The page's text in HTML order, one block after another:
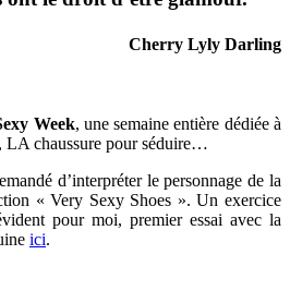
Cherry Lyly Darling
Week, une semaine entière dédiée à
LA chaussure pour séduire…
d’interpréter le personnage de la
« Very Sexy Shoes ». Un exercice
pour moi, premier essai avec la
ici.